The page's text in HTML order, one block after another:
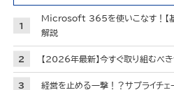
Microsoft 365を使いこなす！【基
解説
【2026年最新】今すぐ取り組むべ
経営を止める一撃！？サプライチェ